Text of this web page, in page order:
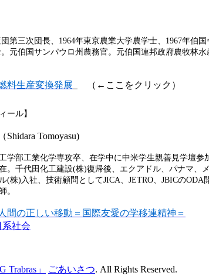
第三次団長、1964年東京農業大学農学士、1967年
元伯国サンパウロ州農務官。元伯国連邦政府農牧林
生産変換発展 （←ここをクリック）
ール】
（Shidara Tomoyasu)
学部工業化学専攻卒、在学中に中米学生親善見学壇
。千代田化工建設(株)復帰後、エクアドル、パナマ、
(株)入社、技術顧問としてJICA、JETRO、JBICの
。
の正しい移動＝国際友愛の学移連精神＝
系社会
Trabras」 ごあいさつ. All Rights Reserved.